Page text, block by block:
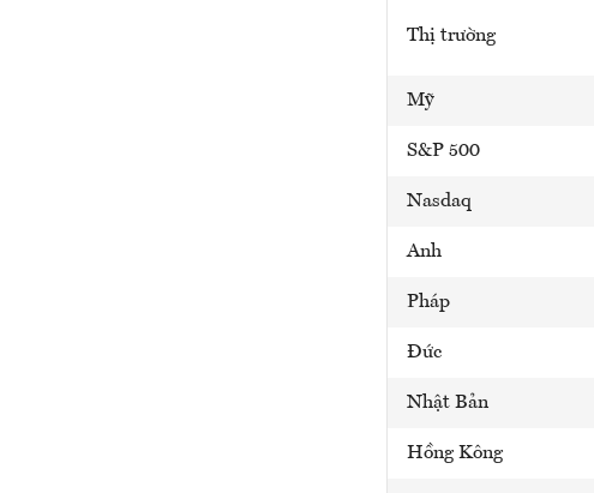
Thị trường
Mỹ
S&P 500
Nasdaq
Anh
Pháp
Đức
Nhật Bản
Hồng Kông